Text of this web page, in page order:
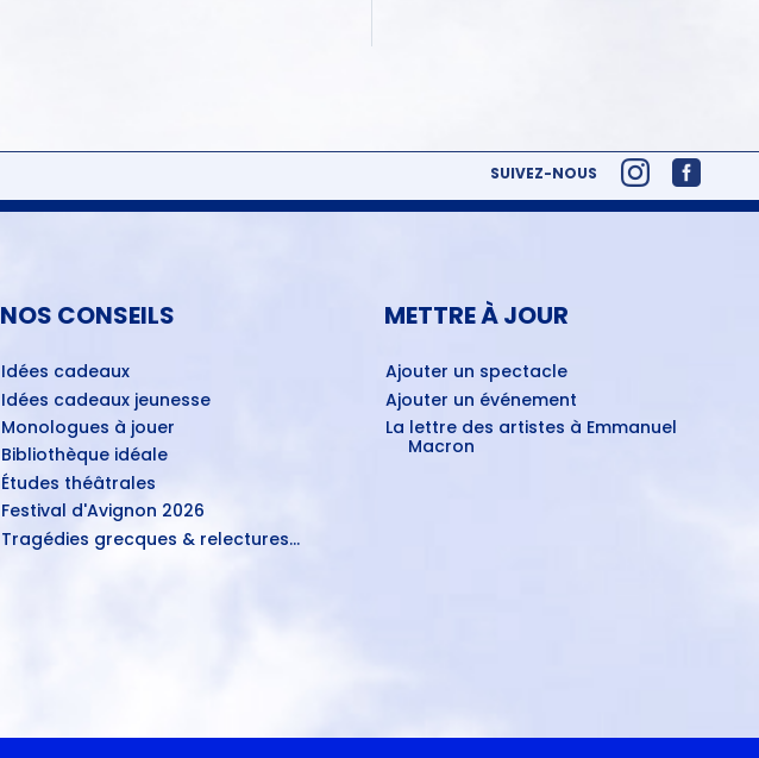
SUIVEZ-NOUS
NOS CONSEILS
Idées cadeaux
Idées cadeaux jeunesse
Monologues à jouer
Bibliothèque idéale
Études théâtrales
Festival d'Avignon 2026
Tragédies grecques & relectures...
METTRE À JOUR
Ajouter un spectacle
Ajouter un événement
La lettre des artistes à Emmanuel
Macron